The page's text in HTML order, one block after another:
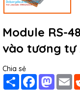
Module RS-
vào tương tự
Chia sẻ
Share Facebook